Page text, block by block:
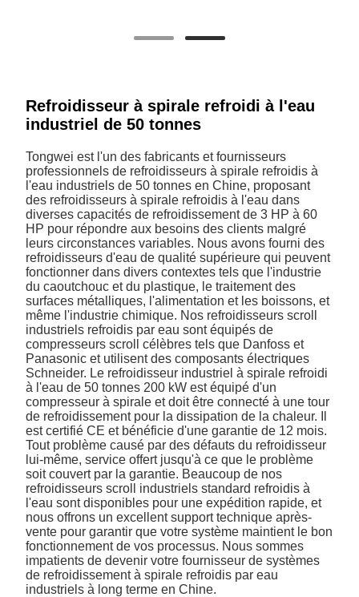
Refroidisseur à spirale refroidi à l'eau
industriel de 50 tonnes
Tongwei est l'un des fabricants et fournisseurs
professionnels de refroidisseurs à spirale refroidis à
l'eau industriels de 50 tonnes en Chine, proposant
des refroidisseurs à spirale refroidis à l'eau dans
diverses capacités de refroidissement de 3 HP à 60
HP pour répondre aux besoins des clients malgré
leurs circonstances variables. Nous avons fourni des
refroidisseurs d'eau de qualité supérieure qui peuvent
fonctionner dans divers contextes tels que l'industrie
du caoutchouc et du plastique, le traitement des
surfaces métalliques, l'alimentation et les boissons, et
même l'industrie chimique. Nos refroidisseurs scroll
industriels refroidis par eau sont équipés de
compresseurs scroll célèbres tels que Danfoss et
Panasonic et utilisent des composants électriques
Schneider. Le refroidisseur industriel à spirale refroidi
à l'eau de 50 tonnes 200 kW est équipé d'un
compresseur à spirale et doit être connecté à une tour
de refroidissement pour la dissipation de la chaleur. Il
est certifié CE et bénéficie d'une garantie de 12 mois.
Tout problème causé par des défauts du refroidisseur
lui-même, service offert jusqu'à ce que le problème
soit couvert par la garantie. Beaucoup de nos
refroidisseurs scroll industriels standard refroidis à
l'eau sont disponibles pour une expédition rapide, et
nous offrons un excellent support technique après-
vente pour garantir que votre système maintient le bon
fonctionnement de vos processus. Nous sommes
impatients de devenir votre fournisseur de systèmes
de refroidissement à spirale refroidis par eau
industriels à long terme en Chine.